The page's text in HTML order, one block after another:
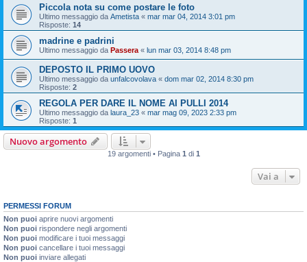
Piccola nota su come postare le foto
Ultimo messaggio da Ametista « mar mar 04, 2014 3:01 pm
Risposte: 14
madrine e padrini
Ultimo messaggio da Passera « lun mar 03, 2014 8:48 pm
DEPOSTO IL PRIMO UOVO
Ultimo messaggio da unfalcovolava « dom mar 02, 2014 8:30 pm
Risposte: 2
REGOLA PER DARE IL NOME AI PULLI 2014
Ultimo messaggio da laura_23 « mar mag 09, 2023 2:33 pm
Risposte: 1
Nuovo argomento
19 argomenti • Pagina 1 di 1
Vai a
PERMESSI FORUM
Non puoi aprire nuovi argomenti
Non puoi rispondere negli argomenti
Non puoi modificare i tuoi messaggi
Non puoi cancellare i tuoi messaggi
Non puoi inviare allegati